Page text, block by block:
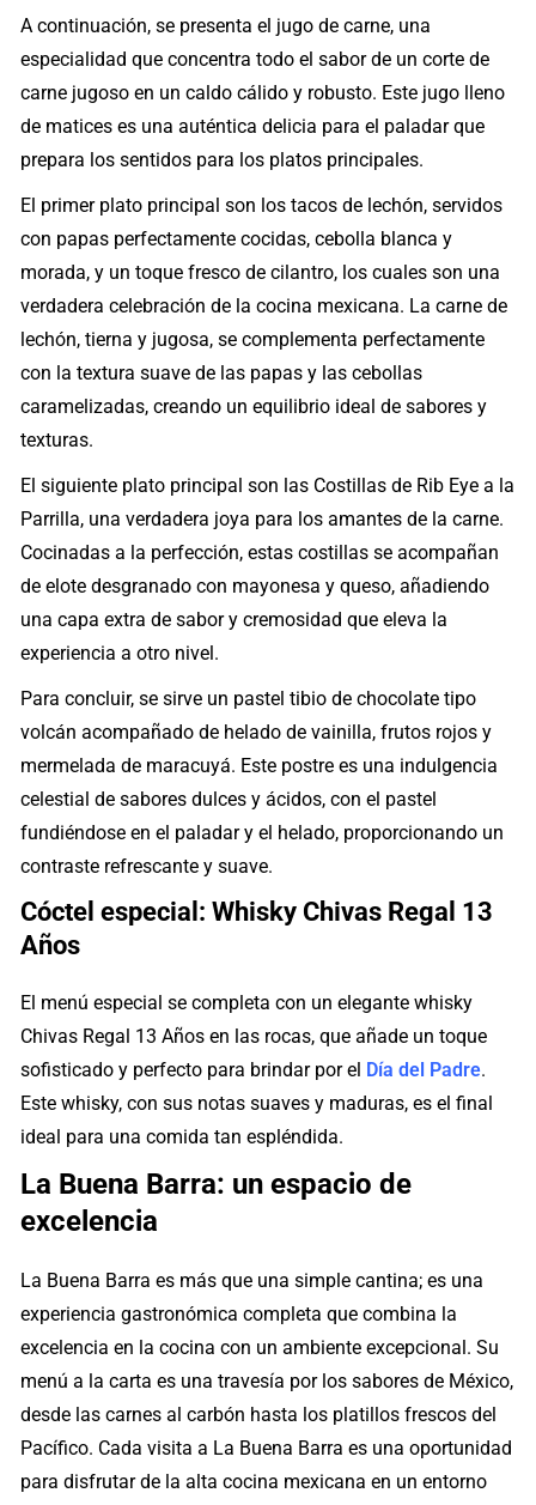
A continuación, se presenta el jugo de carne, una
especialidad que concentra todo el sabor de un corte de
carne jugoso en un caldo cálido y robusto. Este jugo lleno
de matices es una auténtica delicia para el paladar que
prepara los sentidos para los platos principales.
El primer plato principal son los tacos de lechón, servidos
con papas perfectamente cocidas, cebolla blanca y
morada, y un toque fresco de cilantro, los cuales son una
verdadera celebración de la cocina mexicana. La carne de
lechón, tierna y jugosa, se complementa perfectamente
con la textura suave de las papas y las cebollas
caramelizadas, creando un equilibrio ideal de sabores y
texturas.
El siguiente plato principal son las Costillas de Rib Eye a la
Parrilla, una verdadera joya para los amantes de la carne.
Cocinadas a la perfección, estas costillas se acompañan
de elote desgranado con mayonesa y queso, añadiendo
una capa extra de sabor y cremosidad que eleva la
experiencia a otro nivel.
Para concluir, se sirve un pastel tibio de chocolate tipo
volcán acompañado de helado de vainilla, frutos rojos y
mermelada de maracuyá. Este postre es una indulgencia
celestial de sabores dulces y ácidos, con el pastel
fundiéndose en el paladar y el helado, proporcionando un
contraste refrescante y suave.
Cóctel especial: Whisky Chivas Regal 13
Años
El menú especial se completa con un elegante whisky
Chivas Regal 13 Años en las rocas, que añade un toque
sofisticado y perfecto para brindar por el Día del Padre.
Este whisky, con sus notas suaves y maduras, es el final
ideal para una comida tan espléndida.
La Buena Barra: un espacio de
excelencia
La Buena Barra es más que una simple cantina; es una
experiencia gastronómica completa que combina la
excelencia en la cocina con un ambiente excepcional. Su
menú a la carta es una travesía por los sabores de México,
desde las carnes al carbón hasta los platillos frescos del
Pacífico. Cada visita a La Buena Barra es una oportunidad
para disfrutar de la alta cocina mexicana en un entorno